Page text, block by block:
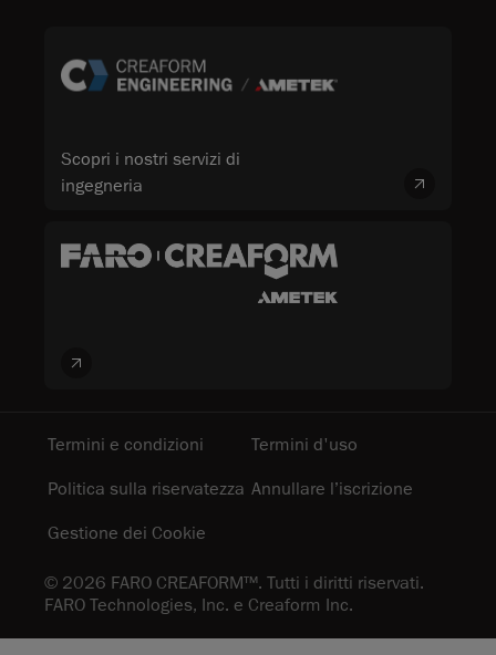
Scopri i nostri servizi di
ingegneria
© 2026 FARO CREAFORM™. Tutti i diritti riservati.
FARO Technologies, Inc. e Creaform Inc.
Termini e condizioni
Termini d'uso
Politica sulla riservatezza Annullare l’iscrizione
Gestione dei Cookie